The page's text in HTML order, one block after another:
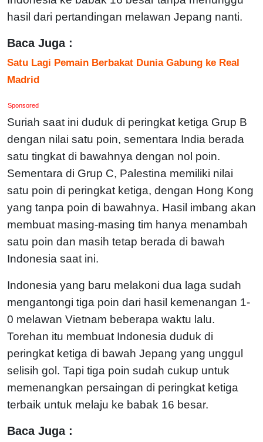
hasil dari pertandingan melawan Jepang nanti.
Baca Juga :
Satu Lagi Pemain Berbakat Dunia Gabung ke Real
Madrid
Sponsored
Suriah saat ini duduk di peringkat ketiga Grup B
dengan nilai satu poin, sementara India berada
satu tingkat di bawahnya dengan nol poin.
Sementara di Grup C, Palestina memiliki nilai
satu poin di peringkat ketiga, dengan Hong Kong
yang tanpa poin di bawahnya. Hasil imbang akan
membuat masing-masing tim hanya menambah
satu poin dan masih tetap berada di bawah
Indonesia saat ini.
Indonesia yang baru melakoni dua laga sudah
mengantongi tiga poin dari hasil kemenangan 1-
0 melawan Vietnam beberapa waktu lalu.
Torehan itu membuat Indonesia duduk di
peringkat ketiga di bawah Jepang yang unggul
selisih gol. Tapi tiga poin sudah cukup untuk
memenangkan persaingan di peringkat ketiga
terbaik untuk melaju ke babak 16 besar.
Baca Juga :